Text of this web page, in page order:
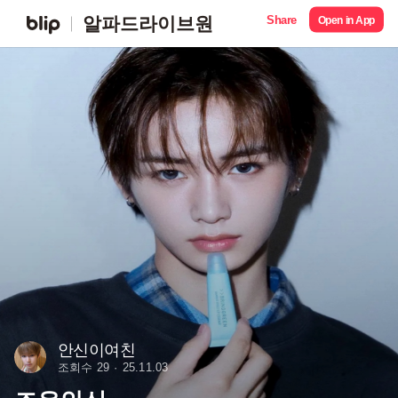
알파드라이브원 Share Open in App
안신이여친
조회수 29 25.11.03